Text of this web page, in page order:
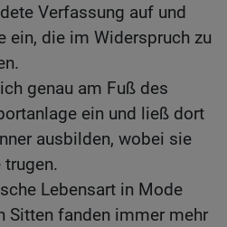
Verfassung auf und
ein, die im Widerspruch zu
genau am Fuß des
ein und ließ dort
ausbilden, wobei sie
Lebensart in Mode
Sitten fanden immer mehr